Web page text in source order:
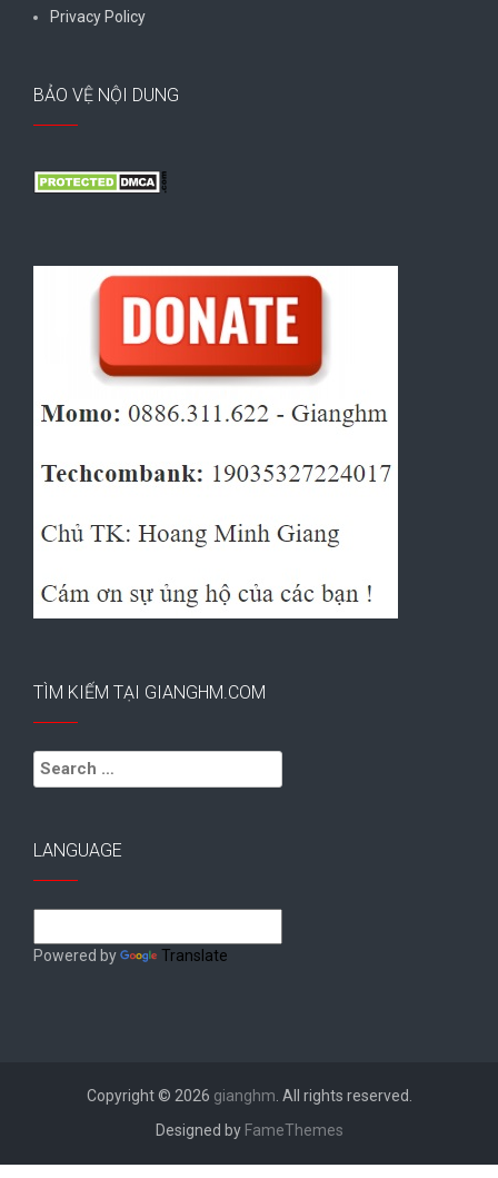
Privacy Policy
BẢO VỆ NỘI DUNG
TÌM KIẾM TẠI GIANGHM.COM
Search
for:
LANGUAGE
Powered by Translate
Copyright © 2026 gianghm . All rights reserved.
Designed by FameThemes